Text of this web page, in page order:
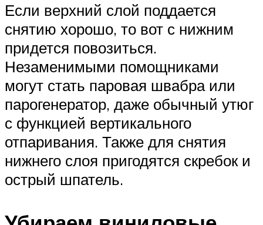
Если верхний слой поддается
снятию хорошо, то вот с нижним
придется повозиться.
Незаменимыми помощниками
могут стать паровая швабра или
парогенератор, даже обычный утюг
с функцией вертикального
отпаривания. Также для снятия
нижнего слоя пригодятся скребок и
острый шпатель.